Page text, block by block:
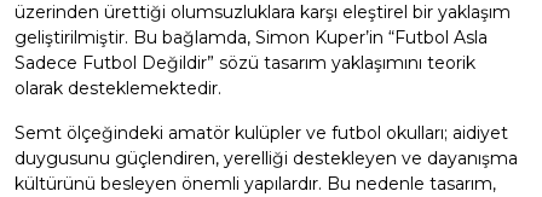
üzerinden ürettiği olumsuzluklara karşı eleştirel bir yaklaşım
geliştirilmiştir. Bu bağlamda, Simon Kuper’in “Futbol Asla
Sadece Futbol Değildir” sözü tasarım yaklaşımını teorik
olarak desteklemektedir.
Semt ölçeğindeki amatör kulüpler ve futbol okulları; aidiyet
duygusunu güçlendiren, yerelliği destekleyen ve dayanışma
kültürünü besleyen önemli yapılardır. Bu nedenle tasarım,